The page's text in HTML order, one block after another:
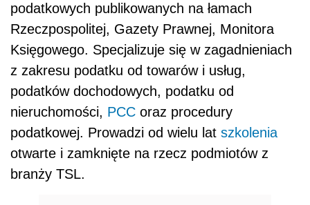
podatkowych publikowanych na łamach
Rzeczpospolitej, Gazety Prawnej, Monitora
Księgowego. Specjalizuje się w zagadnieniach
z zakresu podatku od towarów i usług,
podatków dochodowych, podatku od
nieruchomości, PCC oraz procedury
podatkowej. Prowadzi od wielu lat szkolenia
otwarte i zamknięte na rzecz podmiotów z
branży TSL.